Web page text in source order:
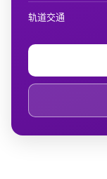
轨道交通